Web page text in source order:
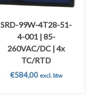
SRD-99W-4T28-51-
4-001 | 85-
260VAC/DC | 4x
TC/RTD
€584,00 excl. btw